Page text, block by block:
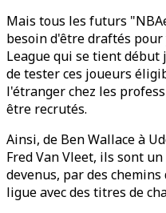
Mais tous les futurs
besoin d'être draftés
League qui se tient
de tester ces joueurs
l'étranger chez les
être recrutés.
Ainsi, de Ben Wallace à
Fred Van Vleet, ils sont
devenus, par des
ligue avec des titres de